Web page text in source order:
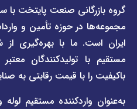
صنعت پایتخت با سال‌ها تجربه،
حوزه تأمین و واردات لوله و
ما با بهره‌گیری از شبکه
تولیدکنندگان معتبر داخلی و
با قیمت رقابتی به صنایع مختلف